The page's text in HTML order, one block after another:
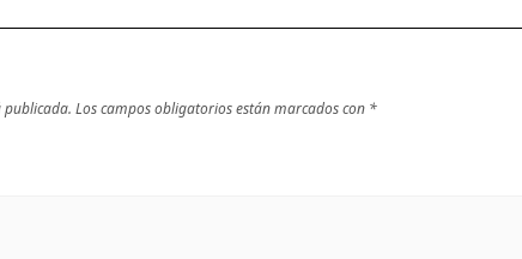
publicada. Los campos obligatorios están marcados con *